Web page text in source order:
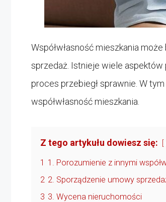
Współwłasność mieszkania
sprzedaż. Istnieje wiele aspektów
proces przebiegł sprawnie. W
współwłasność mieszkania.
Z tego artykułu dowiesz się:
1 1. Porozumienie z innymi
2 2. Sporządzenie umowy
3 3. Wycena nieruchomości